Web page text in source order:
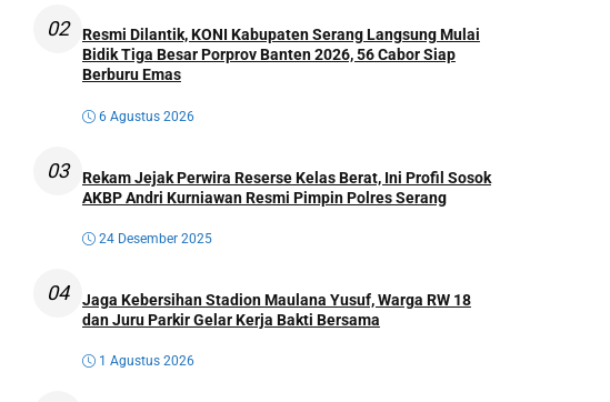
02
Resmi Dilantik, KONI Kabupaten Serang Langsung Mulai
Bidik Tiga Besar Porprov Banten 2026, 56 Cabor Siap
Berburu Emas
6 Agustus 2026
03
Rekam Jejak Perwira Reserse Kelas Berat, Ini Profil Sosok
AKBP Andri Kurniawan Resmi Pimpin Polres Serang
24 Desember 2025
04
Jaga Kebersihan Stadion Maulana Yusuf, Warga RW 18
dan Juru Parkir Gelar Kerja Bakti Bersama
1 Agustus 2026